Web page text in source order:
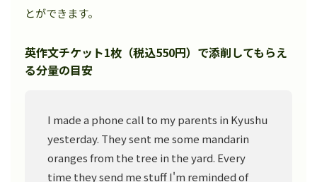
とができます。
英作文チケット1枚（税込550円）で添削してもらえ
る分量の目安
I made a phone call to my parents in Kyushu
yesterday. They sent me some mandarin
oranges from the tree in the yard. Every
time they send me stuff I'm reminded of